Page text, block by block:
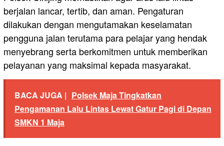
berjalan lancar, tertib, dan aman. Pengaturan
dilakukan dengan mengutamakan keselamatan
pengguna jalan terutama para pelajar yang hendak
menyebrang serta berkomitmen untuk memberikan
pelayanan yang maksimal kepada masyarakat.
BACA JUGA | Polsek Maja Tingkatkan
Pengamanan Lalu Lintas Lewat Gatur Pagi di Depan
SMKN 1 Maja